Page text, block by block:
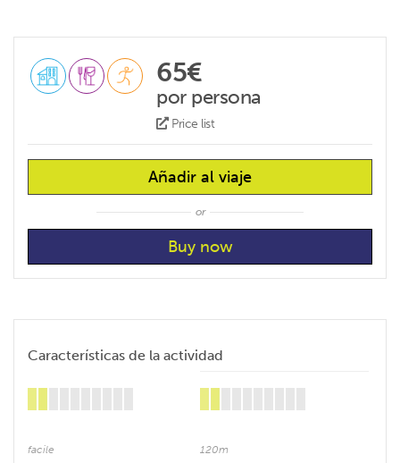
65€
por persona
Price list
Añadir al viaje
or
Características de la actividad
facile 120m